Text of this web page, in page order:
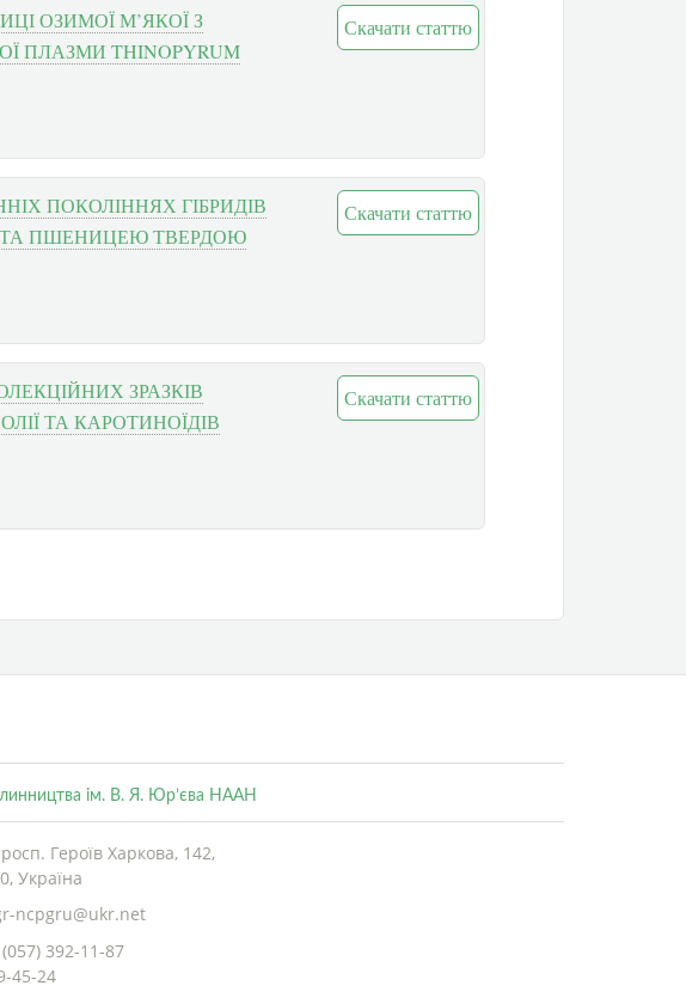
Скачати статтю
ОЗИМОЇ М’ЯКОЇ З
ПЛАЗМИ THINOPYRUM
Скачати статтю
ПОКОЛІННЯХ ГІБРИДІВ
ПШЕНИЦЕЮ ТВЕРДОЮ
Скачати статтю
ЗРАЗКІВ
ТА КАРОТИНОЇДІВ
ім. В. Я. Юр’єва НААН
Героїв Харкова, 142,
Україна
ncpgru@ukr.net
392-11-87
45-24